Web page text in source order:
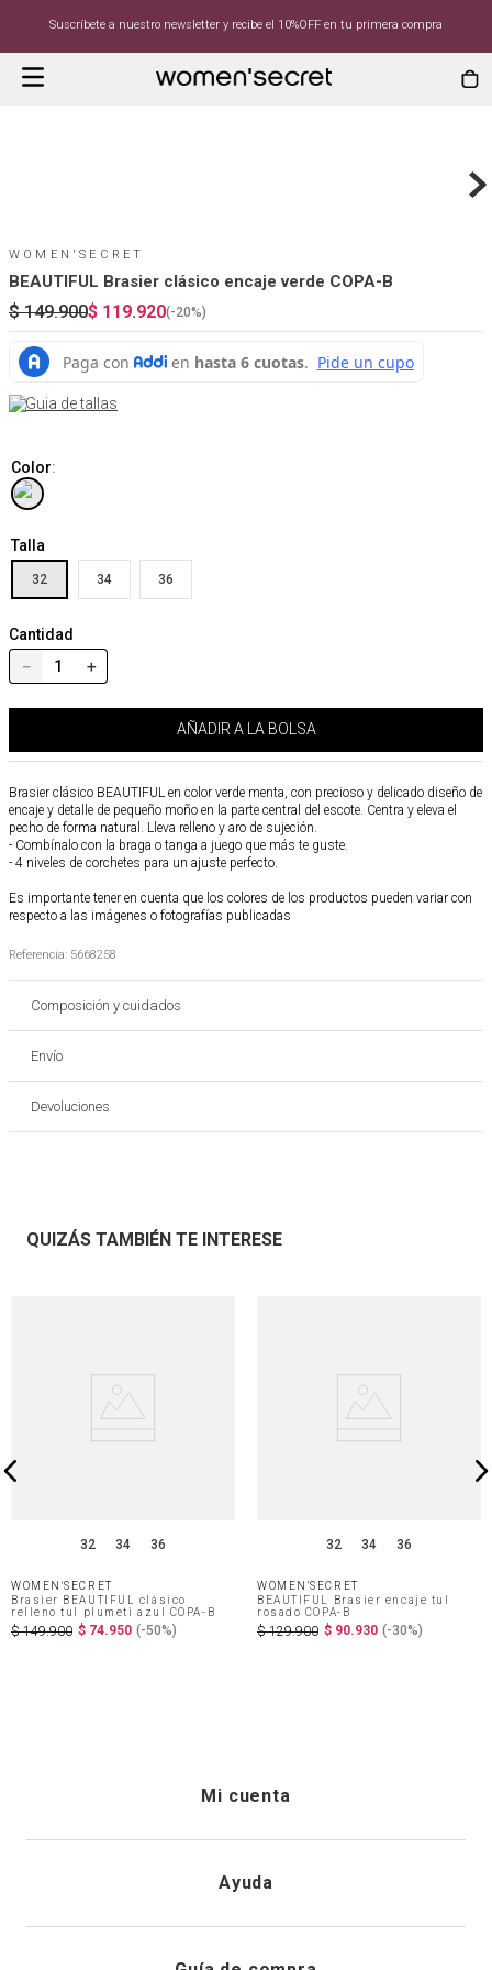
Suscríbete a nuestro newsletter y recibe el 10%OFF en tu primera compra
WOMEN'SECRET
BEAUTIFUL Brasier clásico encaje verde COPA-B
$ 149.900$ 119.920(-20%)
Guia de tallas
Color:
Talla
32 34 36
Cantidad
＋
－
AÑADIR A LA BOLSA
Brasier clásico BEAUTIFUL en color verde menta, con precioso y delicado diseño de
encaje y detalle de pequeño moño en la parte central del escote. Centra y eleva el
pecho de forma natural. Lleva relleno y aro de sujeción.
- Combínalo con la braga o tanga a juego que más te guste.
- 4 niveles de corchetes para un ajuste perfecto.
Es importante tener en cuenta que los colores de los productos pueden variar con
respecto a las imágenes o fotografías publicadas
Referencia: 5668258
Composición y cuidados
Envío
Devoluciones
QUIZÁS TAMBIÉN TE INTERESE
32 34 36
WOMEN'SECRET
Brasier BEAUTIFUL clásico
relleno tul plumeti azul COPA-B
$ 149.900 $ 74.950 (-50%)
32 34 36
WOMEN'SECRET
BEAUTIFUL Brasier encaje tul
rosado COPA-B
$ 129.900 $ 90.930 (-30%)
Mi cuenta
Registrarme
Ayuda